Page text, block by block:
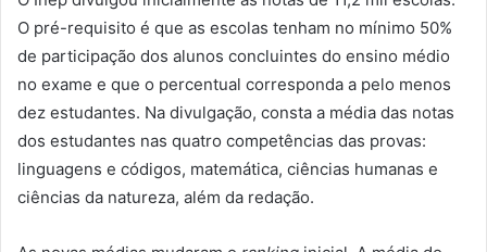
O pré-requisito é que as escolas tenham no mínimo 50%
de participação dos alunos concluintes do ensino médio
no exame e que o percentual corresponda a pelo menos
dez estudantes. Na divulgação, consta a média das notas
dos estudantes nas quatro competências das provas:
linguagens e códigos, matemática, ciências humanas e
ciências da natureza, além da redação.